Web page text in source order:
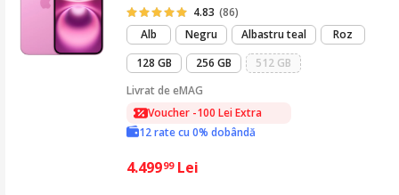
4.83 (86)
Alb
Negru Albastru teal
Roz
128 GB
256 GB
512 GB
Livrat deeMAG
Voucher -100 Lei Extra
12 rate cu 0% dobândă
4.49999 Lei